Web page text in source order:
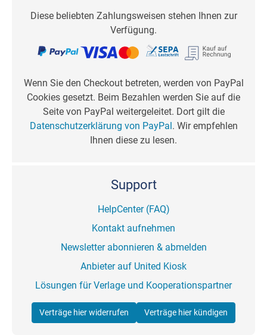
Diese beliebten Zahlungsweisen stehen Ihnen zur
Verfügung.
Wenn Sie den Checkout betreten, werden von PayPal
Cookies gesetzt. Beim Bezahlen werden Sie auf die
Seite von PayPal weitergeleitet. Dort gilt die
Datenschutzerklärung von PayPal . Wir empfehlen
Ihnen diese zu lesen.
Support
HelpCenter (FAQ)
Kontakt aufnehmen
Newsletter abonnieren & abmelden
Anbieter auf United Kiosk
Lösungen für Verlage und Kooperationspartner
Verträge hier widerrufen Verträge hier kündigen